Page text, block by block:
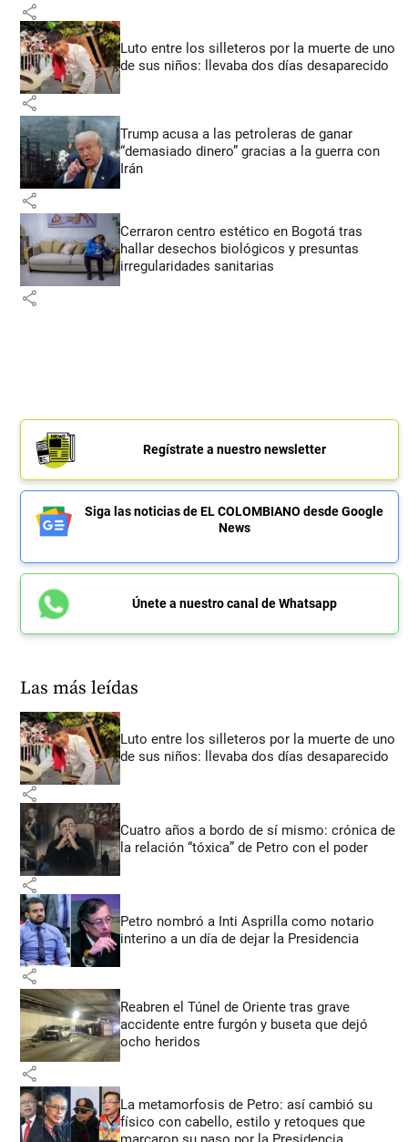
share
Luto entre los silleteros por la muerte de uno
de sus niños: llevaba dos días desaparecido
share
Trump acusa a las petroleras de ganar
“demasiado dinero” gracias a la guerra con
Irán
share
Cerraron centro estético en Bogotá tras
hallar desechos biológicos y presuntas
irregularidades sanitarias
share
Regístrate a nuestro newsletter
Siga las noticias de EL COLOMBIANO desde Google
News
Únete a nuestro canal de Whatsapp
Las más leídas
Luto entre los silleteros por la muerte de uno
de sus niños: llevaba dos días desaparecido
share
Cuatro años a bordo de sí mismo: crónica de
la relación “tóxica” de Petro con el poder
share
Petro nombró a Inti Asprilla como notario
interino a un día de dejar la Presidencia
share
Reabren el Túnel de Oriente tras grave
accidente entre furgón y buseta que dejó
ocho heridos
share
La metamorfosis de Petro: así cambió su
físico con cabello, estilo y retoques que